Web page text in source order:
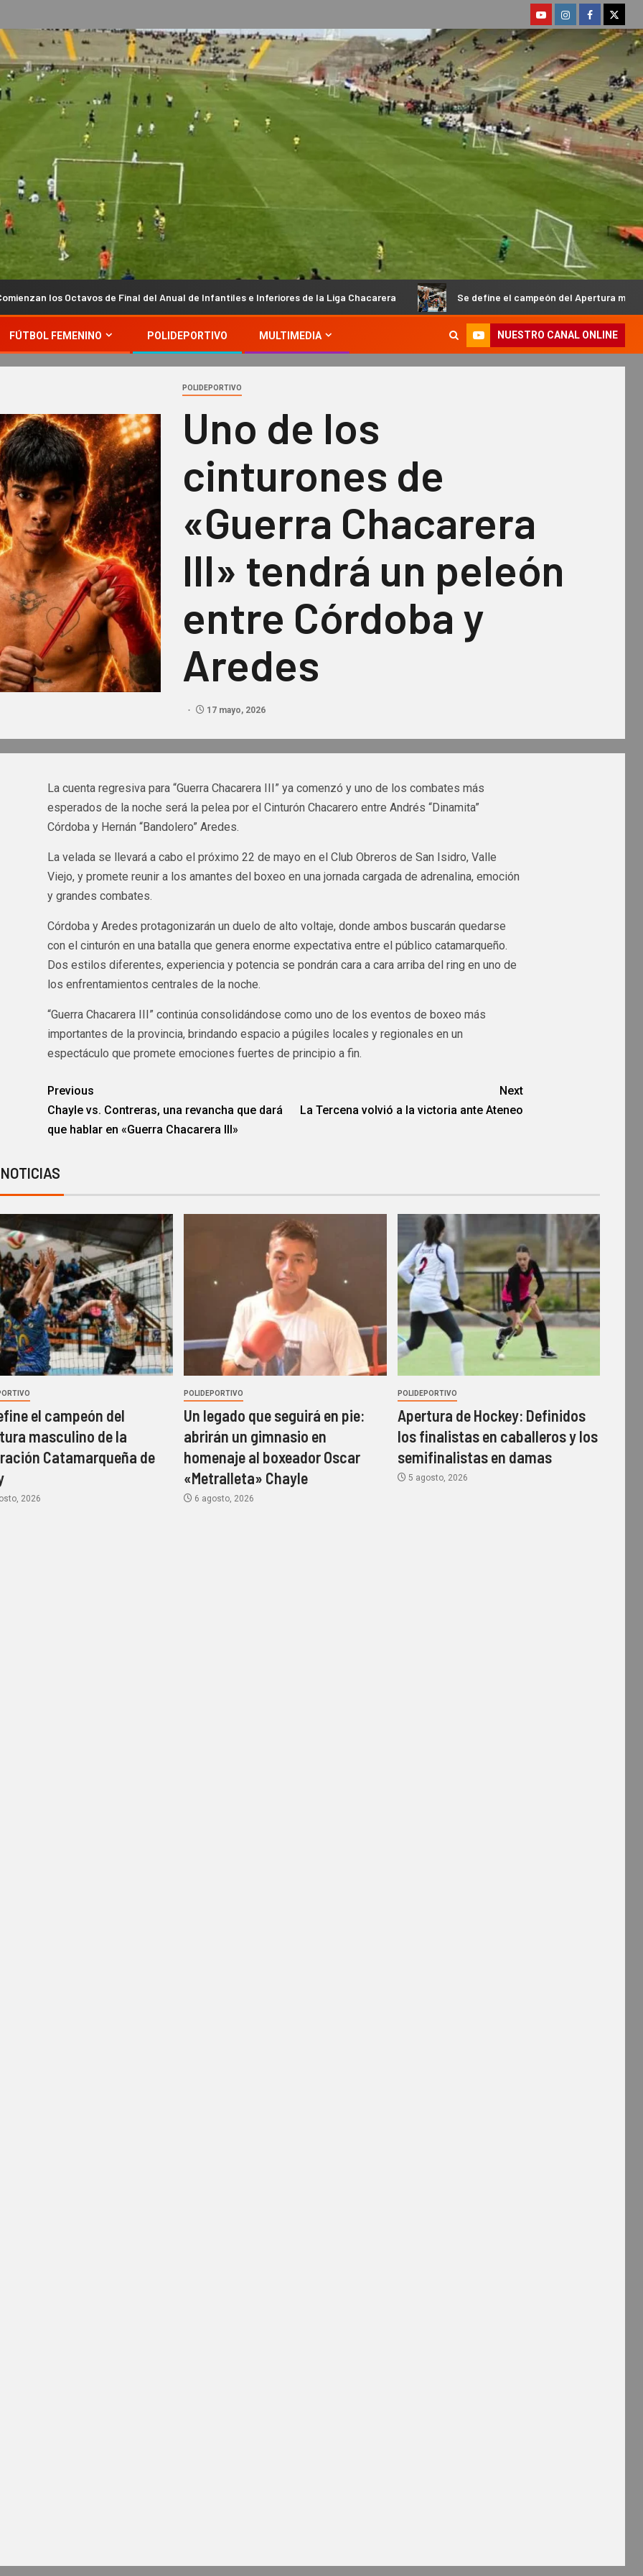
de Final del Anual de Infantiles e Inferiores de la Liga Chacarera Se define el campeón del Apertura masculino de la
FÚTBOL FEMENINO POLIDEPORTIVO MULTIMEDIA NUESTRO CANAL ONLINE
POLIDEPORTIVO
Uno de los
cinturones de
«Guerra Chacarera
III» tendrá un peleón
entre Córdoba y
Aredes
17 mayo, 2026
La cuenta regresiva para “Guerra Chacarera III” ya comenzó y uno de los combates más
esperados de la noche será la pelea por el Cinturón Chacarero entre Andrés “Dinamita”
Córdoba y Hernán “Bandolero” Aredes.
La velada se llevará a cabo el próximo 22 de mayo en el Club Obreros de San Isidro, Valle
Viejo, y promete reunir a los amantes del boxeo en una jornada cargada de adrenalina, emoción
y grandes combates.
Córdoba y Aredes protagonizarán un duelo de alto voltaje, donde ambos buscarán quedarse
con el cinturón en una batalla que genera enorme expectativa entre el público catamarqueño.
Dos estilos diferentes, experiencia y potencia se pondrán cara a cara arriba del ring en uno de
los enfrentamientos centrales de la noche.
“Guerra Chacarera III” continúa consolidándose como uno de los eventos de boxeo más
importantes de la provincia, brindando espacio a púgiles locales y regionales en un
espectáculo que promete emociones fuertes de principio a fin.
Previous
Chayle vs. Contreras, una revancha que dará
que hablar en «Guerra Chacarera III»
Next
La Tercena volvió a la victoria ante Ateneo
el campeón del
masculino de la
Catamarqueña de
2026
POLIDEPORTIVO
Un legado que seguirá en pie:
abrirán un gimnasio en
homenaje al boxeador Oscar
«Metralleta» Chayle
6 agosto, 2026
POLIDEPORTIVO
Apertura de Hockey: Definidos
los finalistas en caballeros y los
semifinalistas en damas
5 agosto, 2026